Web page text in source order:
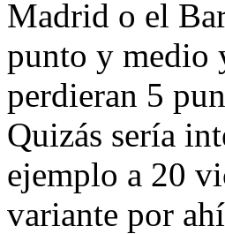
Madrid o el
punto y medio
perdieran 5
Quizás sería
ejemplo a 20
variante por